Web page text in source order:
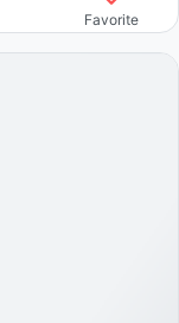
Favorite